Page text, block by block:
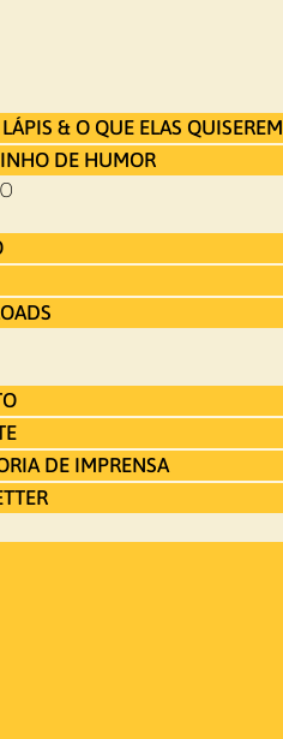
& O QUE ELAS QUISEREM
DE HUMOR
DE IMPRENSA